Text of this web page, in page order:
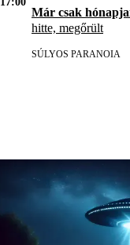
Már csak
hitte, megőrült
SÚLYOS PARANOIA